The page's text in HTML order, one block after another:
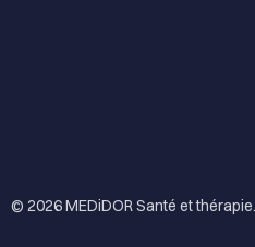
© 2026MEDiDOR Santé et thérapie